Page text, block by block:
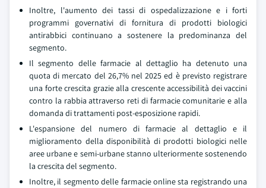
Inoltre, l'aumento dei tassi di ospedalizzazione e i forti
programmi governativi di fornitura di prodotti biologici
antirabbici continuano a sostenere la predominanza del
segmento.
Il segmento delle farmacie al dettaglio ha detenuto una
quota di mercato del 26,7% nel 2025 ed è previsto registrare
una forte crescita grazie alla crescente accessibilità dei vaccini
contro la rabbia attraverso reti di farmacie comunitarie e alla
domanda di trattamenti post-esposizione rapidi.
L'espansione del numero di farmacie al dettaglio e il
miglioramento della disponibilità di prodotti biologici nelle
aree urbane e semi-urbane stanno ulteriormente sostenendo
la crescita del segmento.
Inoltre, il segmento delle farmacie online sta registrando una